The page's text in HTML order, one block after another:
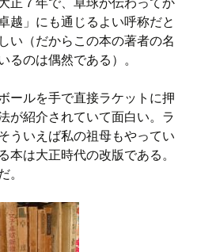
越」にも通じるよい呼称だと
い（だからこの本の著者の名
るのは偶然である）。
ールを手で直接ラケットに押
が紹介されていて面白い。ラ
ういえば私の祖母もやってい
本は大正時代の改版である。
。